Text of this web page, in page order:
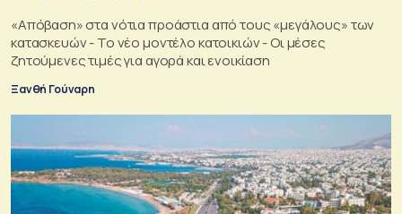
«Απόβαση» στα νότια προάστια από τους «μεγάλους» των
κατασκευών - Το νέο μοντέλο κατοικιών - Οι μέσες
ζητούμενες τιμές για αγορά και ενοικίαση
Ξανθή Γούναρη